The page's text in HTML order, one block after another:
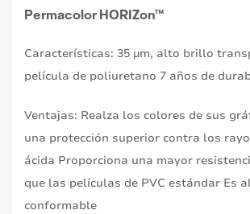
Permacolor HORIZon™
Características: 35 µm, alto brillo
película de poliuretano 7 años de
Ventajas: Realza los colores de sus
una protección superior contra los
ácida Proporciona una mayor
que las películas de PVC estándar Es
conformable